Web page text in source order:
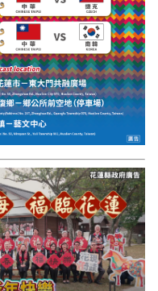
苗栗縣
其他地區
新竹市
和平鄉
台南市
澎湖縣
香港
台東市
雲林縣